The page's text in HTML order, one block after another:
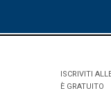
ISCRIVITI
È GRATUITO